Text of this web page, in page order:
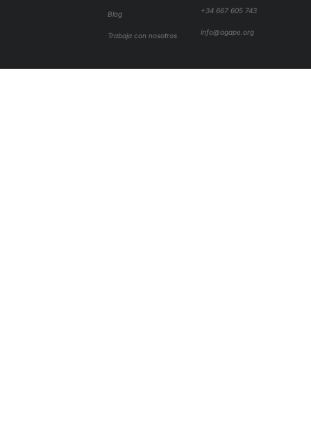
Blog
Trabaja con nosotros
+34 667 605 743
info@agape.org